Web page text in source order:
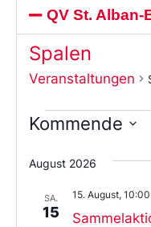
QV St.
Spalen
Veranstaltungen
Kommende
Sie
das
aus.
August 2026
SA.
15
15. August, 10:00